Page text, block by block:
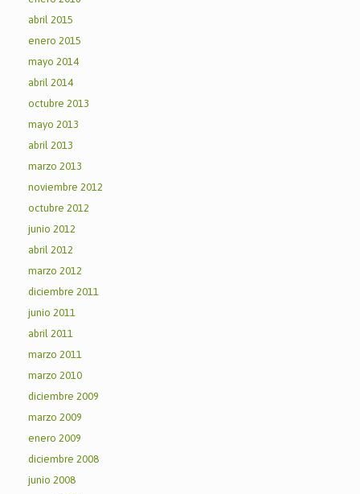
abril 2015
enero 2015
mayo 2014
abril 2014
octubre 2013
mayo 2013
abril 2013
marzo 2013
noviembre 2012
octubre 2012
junio 2012
abril 2012
marzo 2012
diciembre 2011
junio 2011
abril 2011
marzo 2011
marzo 2010
diciembre 2009
marzo 2009
enero 2009
diciembre 2008
junio 2008